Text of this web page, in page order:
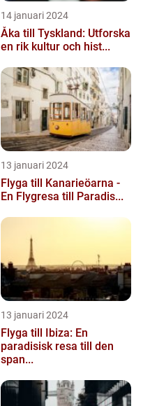
14 januari 2024
Åka till Tyskland: Utforska
en rik kultur och hist...
13 januari 2024
Flyga till Kanarieöarna -
En Flygresa till Paradis...
13 januari 2024
Flyga till Ibiza: En
paradisisk resa till den
span...